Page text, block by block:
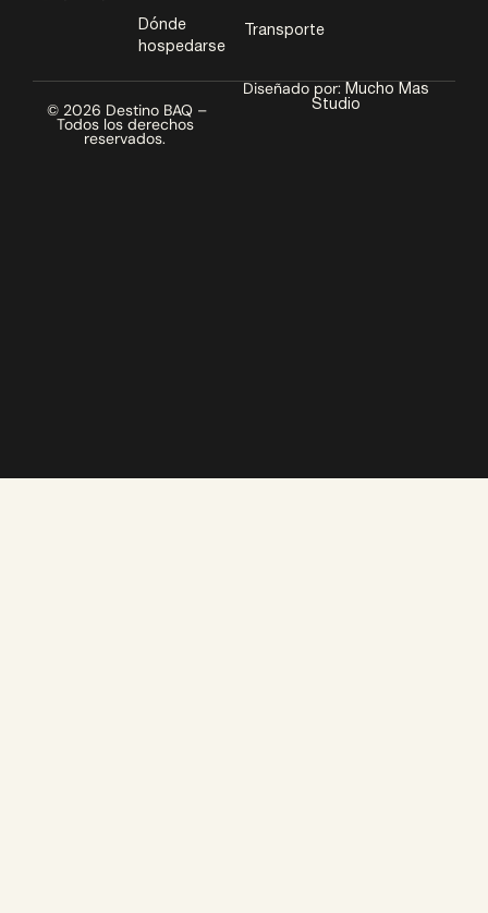
Dónde
hospedarse
Transporte
© 2026 Destino BAQ –
Todos los derechos
reservados.
Diseñado por:Mucho Mas
Studio